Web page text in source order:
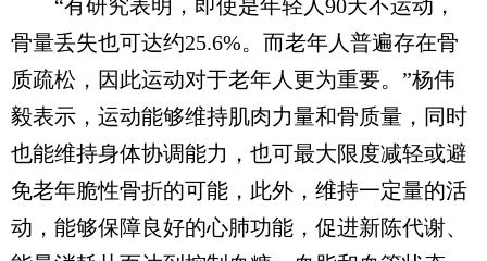
“有研究表明，即使是年轻人90天不运动，
骨量丢失也可达约25.6%。而老年人普遍存在骨
质疏松，因此运动对于老年人更为重要。”杨伟
毅表示，运动能够维持肌肉力量和骨质量，同时
也能维持身体协调能力，也可最大限度减轻或避
免老年脆性骨折的可能，此外，维持一定量的活
动，能够保障良好的心肺功能，促进新陈代谢、